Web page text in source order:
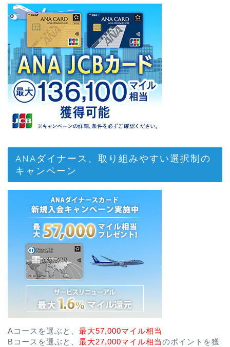
ANAダイナース、取り組みやすい選択制の
キャンペーン
Aコースを選ぶと、 最大57,000マイル相当
Bコースを選ぶと、 最大27,000マイル相当のポイントを獲